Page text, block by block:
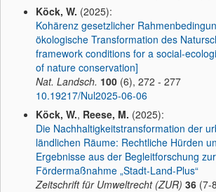
Köck, W. (2025):
Kohärenz gesetzlicher
ökologische Transformation des
framework conditions for a social-
of nature conservation]
Nat. Landsch. 100 (6), 272 - 277
10.19217/Nul2025-06-06
Köck, W., Reese, M. (2025):
Die Nachhaltigkeitstransformation der
ländlichen Räume: Rechtliche Hürden
Ergebnisse aus der Begleitforschung
Fördermaßnahme „Stadt-Land-Plus“
Zeitschrift für Umweltrecht (ZUR) 36 (7-